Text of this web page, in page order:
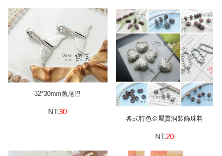
32*30mm魚尾巴
NT.30
各式特色金屬貫洞裝飾珠料
NT.20